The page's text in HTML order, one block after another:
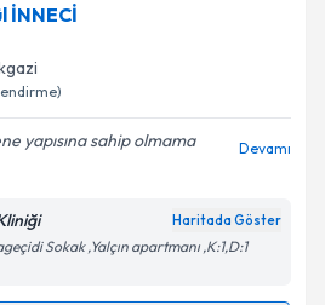
Metiniçin randevu takvimi talebi
randevu almanız için bir
e-posta ile bilgilendireceğiz.
işlenmesine ilişkin
Aydınlatma
ve kişisel verilerimin belirtilen
kabul ediyorum.
İNNECİ
yapısına sahip olmama
Devamı
Haritada Göster
Sokak ,Yalçın apartmanı ,K:1,D:1